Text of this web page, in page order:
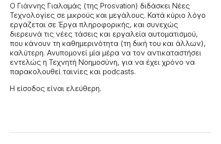
Ο Γιάννης Γιαλαμάς (της Prosvation) διδάσκει Νέες
Τεχνολογίες σε μικρούς και μεγάλους. Κατά κύριο λόγο
εργάζεται σε Έργα πληροφορικής, και συνεχώς
διερευνά τις νέες τάσεις και εργαλεία αυτοματισμού,
που κάνουν τη καθημερινότητα (τη δική του και άλλων),
καλύτερη. Ανυπομονεί μία μέρα να τον αντικαταστήσει
εντελώς η Τεχνητή Νοημοσύνη, για να έχει χρόνο να
παρακολουθεί ταινίες και podcasts.
Η είσοδος είναι ελεύθερη.